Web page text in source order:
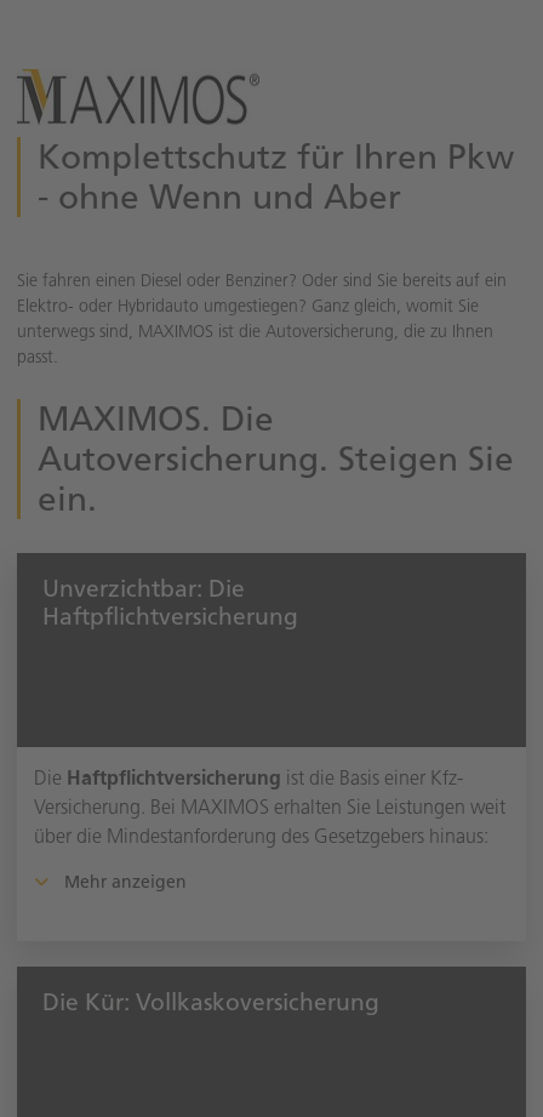
Komplettschutz für Ihren Pkw
- ohne Wenn und Aber
Sie fahren einen Diesel oder Benziner? Oder sind Sie bereits auf ein
Elektro- oder Hybridauto umgestiegen? Ganz gleich, womit Sie
unterwegs sind, MAXIMOS ist die Autoversicherung, die zu Ihnen
passt.
MAXIMOS. Die
Autoversicherung. Steigen Sie
ein.
Unverzichtbar: Die
Haftpflichtversicherung
Die Haftpflichtversicherung ist die Basis einer Kfz-
Versicherung. Bei MAXIMOS erhalten Sie Leistungen weit
über die Mindestanforderung des Gesetzgebers hinaus:
Mehr anzeigen
Die Kür: Vollkaskoversicherung